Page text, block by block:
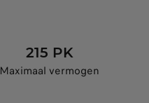
215 PK
Maximaal vermogen